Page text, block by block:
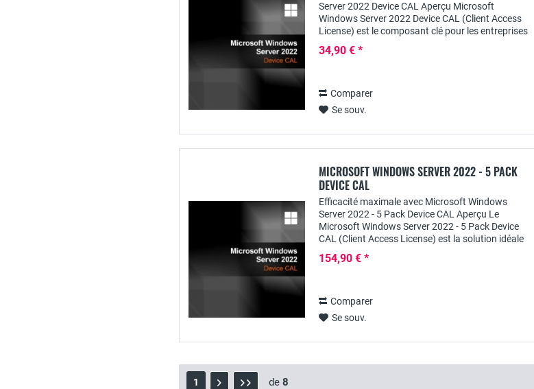
Server 2022 Device CAL Aperçu Microsoft
Windows Server 2022 Device CAL (Client Access
License) est le composant clé pour les entreprises
34,90 € *
Comparer
Se souv.
MICROSOFT WINDOWS SERVER 2022 - 5 PACK
DEVICE CAL
Efficacité maximale avec Microsoft Windows
Server 2022 - 5 Pack Device CAL Aperçu Le
Microsoft Windows Server 2022 - 5 Pack Device
CAL (Client Access License) est la solution idéale
environnement...
154,90 € *
Comparer
Se souv.
1 de 8